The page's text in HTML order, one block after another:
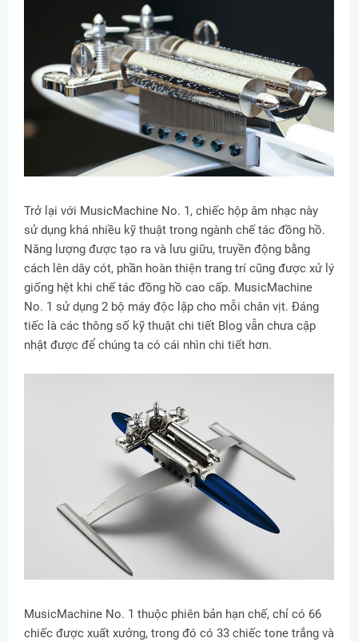
Trở lại với MusicMachine No. 1, chiếc hộp âm nhạc này
sử dụng khá nhiều kỹ thuật trong ngành chế tác đồng hồ.
Năng lượng được tạo ra và lưu giữu, truyền động bằng
cách lên dây cót, phần hoàn thiện trang trí cũng được xử lý
giống hệt khi chế tác đồng hồ cao cấp. MusicMachine
No. 1 sử dụng 2 bộ máy độc lập cho mỗi chân vịt. Đáng
tiếc là các thông số kỹ thuật chi tiết Blog vẫn chưa cập
nhật được để chúng ta có cái nhìn chi tiết hơn.
MusicMachine No. 1 thuộc phiên bản hạn chế, chỉ có 66
chiếc được xuất xưởng, trong đó có 33 chiếc tone trắng và